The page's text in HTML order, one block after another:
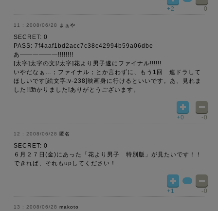
+2 -0
2008/06/28 まぁや
SECRET: 0
PASS: 7f4aaf1bd2acc7c38c42994b59a06dbe
あ――――――!!!!!!!!
[太字]太字の文[/太字]花より男子遂にファイナル!!!!!!
いやだなぁ…；ファイナル；とか言わずに、もう1回 連ドラして
ほしいです[絵文字:v-238]映画身に行けるといいです。あ、見れま
した!!助かりました!ありがとうございます。
+0 -0
2008/06/28 匿名
SECRET: 0
６月２７日(金)にあった「花より男子 特別版」が見たいです！！
できれば、それもupしてください！
+1 -0
2008/06/28 makoto